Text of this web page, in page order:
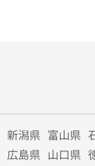
新潟県 富山県
広島県 山口県